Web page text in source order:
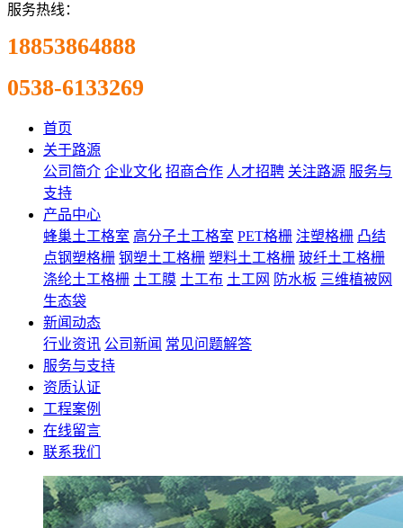
服务热线：
18853864888
0538-6133269
首页
关于路源
公司简介 企业文化 招商合作 人才招聘 关注路源 服务与
支持
产品中心
蜂巢土工格室 高分子土工格室 PET格栅 注塑格栅 凸结
点钢塑格栅 钢塑土工格栅 塑料土工格栅 玻纤土工格栅
涤纶土工格栅 土工膜 土工布 土工网 防水板 三维植被网
生态袋
新闻动态
行业资讯 公司新闻 常见问题解答
服务与支持
资质认证
工程案例
在线留言
联系我们